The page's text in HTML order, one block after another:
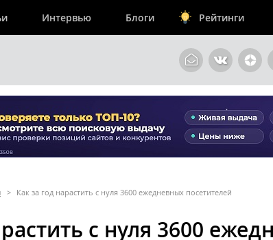
Интервью Блоги Рейтинги
> Как за год нарастить с нуля 3600 ежедневных посетителей
с нуля 3600